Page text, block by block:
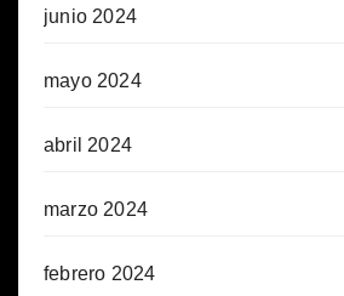
junio 2024
mayo 2024
abril 2024
marzo 2024
febrero 2024